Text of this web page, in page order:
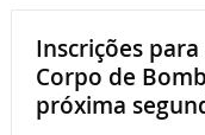
Inscrições
Corpo de
próxima